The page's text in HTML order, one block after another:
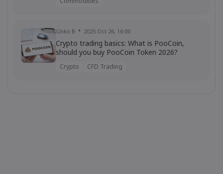
Commodities
Ghko B 2025 Oct 26, 16:00
Crypto trading basics: What is PooCoin,
should you buy PooCoin Token 2026?
Crypto CFD Trading